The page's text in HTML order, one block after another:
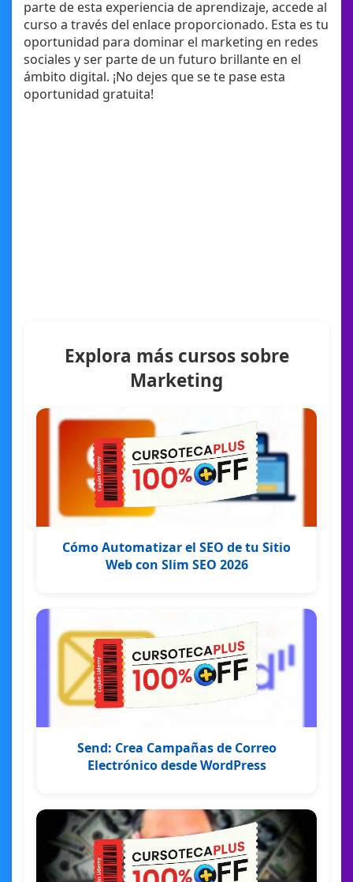
parte de esta experiencia de aprendizaje, accede al
curso a través del enlace proporcionado. Esta es tu
oportunidad para dominar el marketing en redes
sociales y ser parte de un futuro brillante en el
ámbito digital. ¡No dejes que se te pase esta
oportunidad gratuita!
Explora más cursos sobre
Marketing
Cómo Automatizar el SEO de tu Sitio
Web con Slim SEO 2026
Send: Crea Campañas de Correo
Electrónico desde WordPress